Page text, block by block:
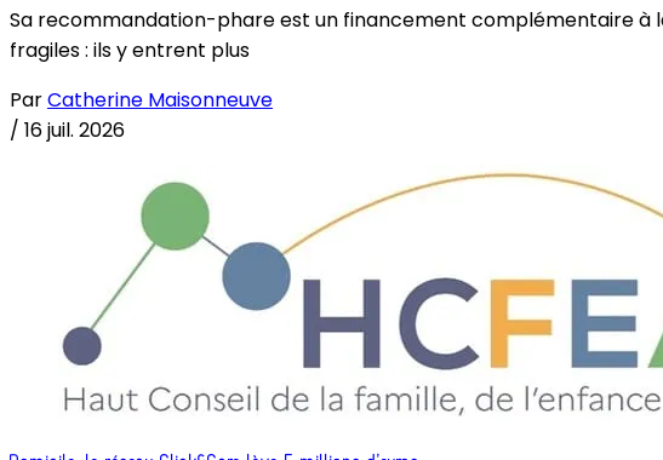
Sa recommandation-phare est un financement complémentaire à
fragiles : ils y entrent plus
ParCatherine Maisonneuve
/ 16 juil. 2026